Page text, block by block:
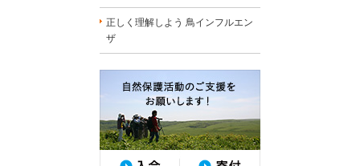
正しく理解しよう 鳥インフルエン
ザ